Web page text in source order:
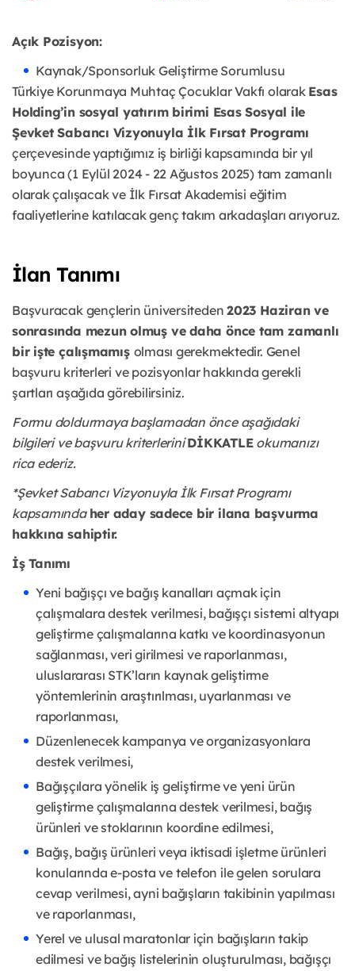
Açık Pozisyon:
Kaynak/Sponsorluk Geliştirme Sorumlusu
Türkiye Korunmaya Muhtaç Çocuklar Vakfı olarak Esas
Holding’in sosyal yatırım birimi Esas Sosyal ile
Şevket Sabancı Vizyonuyla İlk Fırsat Programı
çerçevesinde yaptığımız iş birliği kapsamında bir yıl
boyunca (1 Eylül 2024 - 22 Ağustos 2025) tam zamanlı
olarak çalışacak ve İlk Fırsat Akademisi eğitim
faaliyetlerine katılacak genç takım arkadaşları arıyoruz.
İlan Tanımı
Başvuracak gençlerin üniversiteden2023 Haziran ve
sonrasında mezun olmuş ve daha önce tam zamanlı
bir işte çalışmamış olması gerekmektedir. Genel
başvuru kriterleri ve pozisyonlar hakkında gerekli
şartları aşağıda görebilirsiniz.
Formu doldurmaya başlamadan önce aşağıdaki
bilgileri ve başvuru kriterlerini DİKKATLE okumanızı
rica ederiz.
*Şevket Sabancı Vizyonuyla İlk Fırsat Programı
kapsamında her aday sadece bir ilana başvurma
hakkına sahiptir.
İş Tanımı
Yeni bağışçı ve bağış kanalları açmak için
çalışmalara destek verilmesi, bağışçı sistemi altyapı
geliştirme çalışmalarına katkı ve koordinasyonun
sağlanması, veri girilmesi ve raporlanması,
uluslararası STK’ların kaynak geliştirme
yöntemlerinin araştırılması, uyarlanması ve
raporlanması,
Düzenlenecek kampanya ve organizasyonlara
destek verilmesi,
Bağışçılara yönelik iş geliştirme ve yeni ürün
geliştirme çalışmalarına destek verilmesi, bağış
ürünleri ve stoklarının koordine edilmesi,
Bağış, bağış ürünleri veya iktisadi işletme ürünleri
konularında e-posta ve telefon ile gelen sorulara
cevap verilmesi, ayni bağışların takibinin yapılması
ve raporlanması,
Yerel ve ulusal maratonlar için bağışların takip
edilmesi ve bağış listelerinin oluşturulması, bağışçı